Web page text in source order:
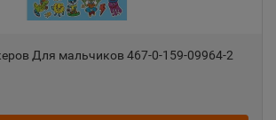
Для мальчиков 467-0-159-09964-2